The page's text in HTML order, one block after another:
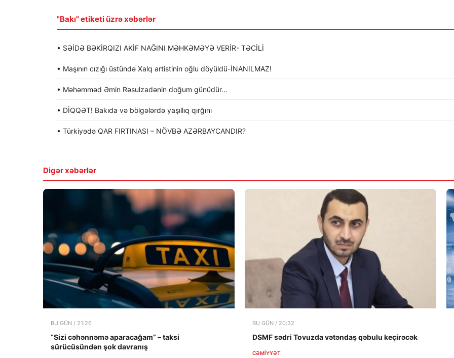
"Bakı" etiketi üzrə xəbərlər
• SƏİDƏ BƏKİRQIZI AKİF NAĞINI MƏHKƏMƏYƏ VERİR- TƏCİLİ
• Maşının cızığı üstündə Xalq artistinin oğlu döyüldü-İNANILMAZ!
• Məhəmməd Əmin Rəsulzadənin doğum günüdür…
• DİQQƏT! Bakıda və bölgələrdə yaşıllıq qırğını
• Türkiyədə QAR FIRTINASI – NÖVBƏ AZƏRBAYCANDIR?
Digər xəbərlər
BU GÜN / 21:26
“Sizi cəhənnəmə aparacağam” – taksi
sürücüsündən şok davranış
BU GÜN / 20:32
DSMF sədri Tovuzda vətəndaş qəbulu keçirəcək
CƏMIYYƏT